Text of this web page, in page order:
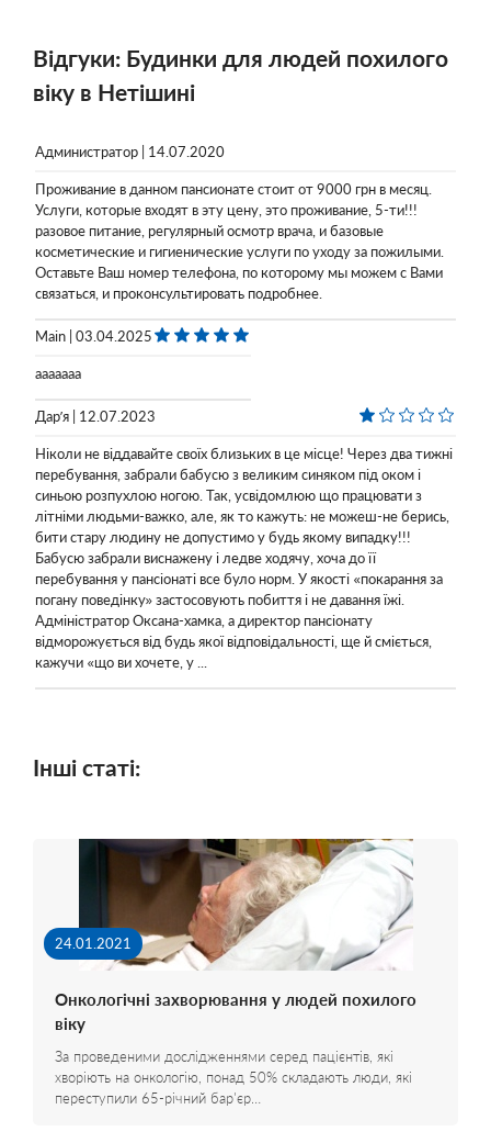
Відгуки: Будинки для людей похилого
віку в Нетішині
Администратор | 14.07.2020
Проживание в данном пансионате стоит от 9000 грн в месяц.
Услуги, которые входят в эту цену, это проживание, 5-ти!!!
разовое питание, регулярный осмотр врача, и базовые
косметические и гигиенические услуги по уходу за пожилыми.
Оставьте Ваш номер телефона, по которому мы можем с Вами
связаться, и проконсультировать подробнее.
Main | 03.04.2025
aaaaaaa
Дарʼя | 12.07.2023
Ніколи не віддавайте своїх близьких в це місце! Через два тижні
перебування, забрали бабусю з великим синяком під оком і
синьою розпухлою ногою. Так, усвідомлюю що працювати з
літніми людьми-важко, але, як то кажуть: не можеш-не берись,
бити стару людину не допустимо у будь якому випадку!!!
Бабусю забрали виснажену і ледве ходячу, хоча до її
перебування у пансіонаті все було норм. У якості «покарання за
погану поведінку» застосовують побиття і не давання їжі.
Адміністратор Оксана-хамка, а директор пансіонату
відморожується від будь якої відповідальності, ще й сміється,
кажучи «що ви хочете, у ...
Інші статі:
24.01.2021
Онкологічні захворювання у людей похилого
віку
За проведеними дослідженнями серед пацієнтів, які
хворіють на онкологію, понад 50% складають люди, які
переступили 65-річний бар'єр…